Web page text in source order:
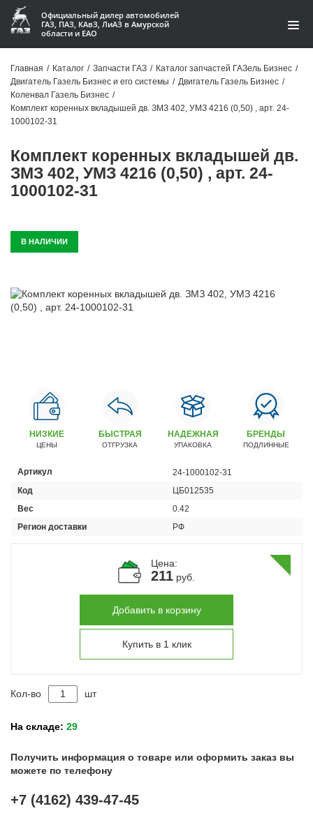
Официальный дилер автомобилей
ГАЗ, ПАЗ, КАвЗ, ЛиАЗ в Амурской
области и ЕАО
Акции
О компании
Контакты
Доставка
Статьи
Сервисный центр
+7 (4162) 22–95–69
График работы: ПН-ПТ с 8.30 до 18.00 (+6 по МСК)
График работы сервис: ПН-СБ с 8.30 до 20.00
Главная / Каталог / Запчасти ГАЗ / Каталог запчастей ГАЗель Бизнес /
Двигатель Газель Бизнес и его системы / Двигатель Газель Бизнес /
Коленвал Газель Бизнес /
Комплект коренных вкладышей дв. ЗМЗ 402, УМЗ 4216 (0,50) , арт. 24-
1000102-31
Комплект коренных вкладышей дв.
ЗМЗ 402, УМЗ 4216 (0,50) , арт. 24-
1000102-31
В НАЛИЧИИ
НИЗКИЕ
ЦЕНЫ
БЫСТРАЯ
ОТГРУЗКА
НАДЕЖНАЯ
УПАКОВКА
БРЕНДЫ
ПОДЛИННЫЕ
Артикул
24-1000102-31
Код
ЦБ012535
Вес
0.42
Регион доставки
РФ
Цена:
211 руб.
Добавить в корзину
Купить в 1 клик
Кол-во шт
На складе: 29
Получить информация о товаре или оформить заказ вы
можете по телефону
+7 (4162) 439-47-45